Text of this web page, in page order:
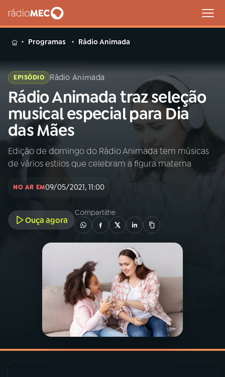
MENU
Buscar
na
Rádio
MEC
Buscar
Início AO VIVO
INÍCIO
A RÁDIO
PROGRAMAÇÃO
PROGRAMAS
PODCASTS
06VIDEOCASTS
Programas Rádio Animada
EPISÓDIO Rádio Animada
Rádio Animada traz seleção
musical especial para Dia
das Mães
Edição de domingo do Rádio Animada tem músicas
de vários estilos que celebram a figura materna
NO AR EM09/05/2021, 11:00
Ouça agora
Compartilhe